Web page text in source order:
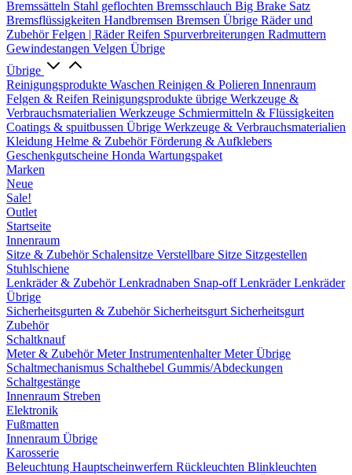
Bremssätteln Stahl geflochten Bremsschlauch Big Brake Satz
Bremsflüssigkeiten Handbremsen Bremsen Übrige Räder und
ZubehörFelgen | RäderReifen Spurverbreiterungen Radmuttern
Gewindestangen Velgen Übrige
Übrige
Reinigungsprodukte Waschen Reinigen & Polieren Innenraum
Felgen & Reifen Reinigungsprodukte übrige Werkzeuge &
Verbrauchsmaterialien Werkzeuge Schmiermitteln & Flüssigkeiten
Coatings & spuitbussen Übrige Werkzeuge & Verbrauchsmaterialien
Kleidung Helme & ZubehörFörderung & Aufklebers
Geschenkgutscheine Honda Wartungspaket
Marken
Neue
Sale!
Outlet
Startseite
Innenraum
Sitze & Zubehör Schalensitze Verstellbare Sitze Sitzgestellen
Stuhlschiene
Lenkräder & ZubehörLenkradnaben Snap-offLenkräderLenkräder
Übrige
Sicherheitsgurten & Zubehör Sicherheitsgurt Sicherheitsgurt
Zubehör
Schaltknauf
Meter & ZubehörMeterInstrumentenhalterMeter Übrige
Schaltmechanismus Schalthebel Gummis/Abdeckungen
Schaltgestänge
Innenraum Streben
Elektronik
Fußmatten
Innenraum Übrige
Karosserie
Beleuchtung Hauptscheinwerfern Rückleuchten Blinkleuchten